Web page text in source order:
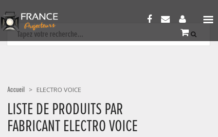
Accueil > ELECTRO VOICE
LISTE DE PRODUITS PAR
FABRICANT ELECTRO VOICE